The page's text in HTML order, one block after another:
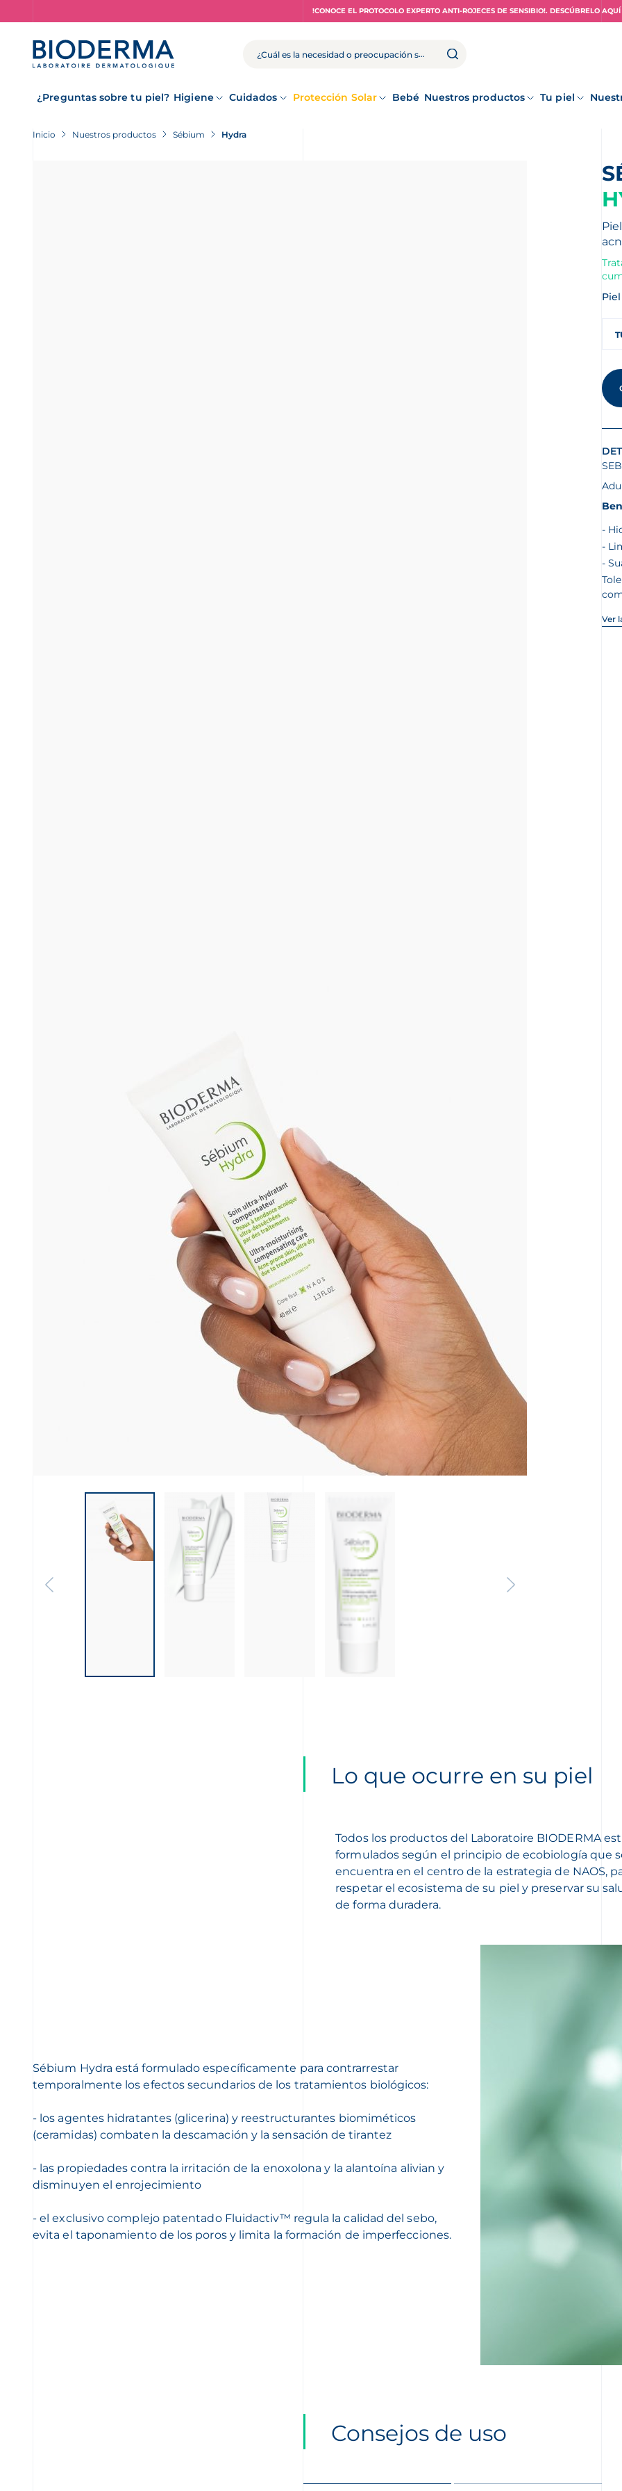
!CONOCE EL PROTOCOLO EXPERTO ANTI-ROJECES DE SENSIBIO!. DESCÚBRELO AQUÍ
BUSCAR
¿Preguntas sobre tu piel? Higiene Cuidados Protección Solar Bebé Nuestros productos Tu piel
Inicio Nuestros productos Sébium Hydra
Ver
Lo que ocurre en su piel
Todos los productos del Laboratoire BIODERMA
formulados según el principio de ecobiología que
encuentra en el centro de la estrategia de NAOS,
respetar el ecosistema de su piel y preservar su
de forma duradera.
Sébium Hydra está formulado específicamente para contrarrestar
temporalmente los efectos secundarios de los tratamientos biológicos:
- los agentes hidratantes (glicerina) y reestructurantes biomiméticos
(ceramidas) combaten la descamación y la sensación de tirantez
- las propiedades contra la irritación de la enoxolona y la alantoína alivian y
disminuyen el enrojecimiento
- el exclusivo complejo patentado Fluidactiv™ regula la calidad del sebo,
evita el taponamiento de los poros y limita la formación de imperfecciones.
Consejos de uso